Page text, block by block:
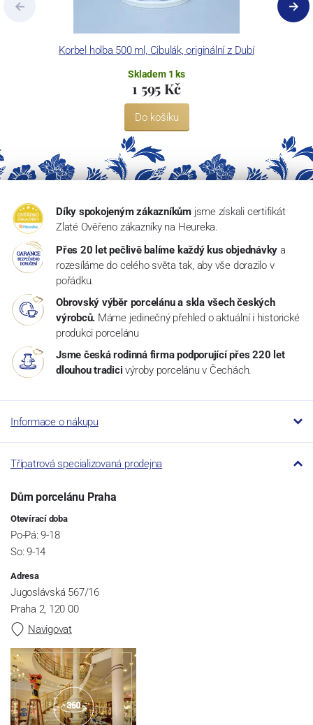
Korbel holba 500 ml, Cibulák, originální z Dubí
Skladem 1 ks
1 595 Kč
Do košíku
Díky spokojeným zákazníkům jsme získali certifikát
Zlaté Ověřeno zákazníky na Heureka.
Přes 20 let pečlivě balíme každý kus objednávky a
rozesíláme do celého světa tak, aby vše dorazilo v
pořádku.
Obrovský výběr porcelánu a skla všech českých
výrobců. Máme jedinečný přehled o aktuální i historické
produkci porcelánu
Jsme česká rodinná firma podporující přes 220 let
dlouhou tradici výroby porcelánu v Čechách.
Informace o nákupu
Třípatrová specializovaná prodejna
Dům porcelánu Praha
Otevírací doba
Po-Pá: 9-18
So: 9-14
Adresa
Jugoslávská 567/16
Praha 2, 120 00
Navigovat